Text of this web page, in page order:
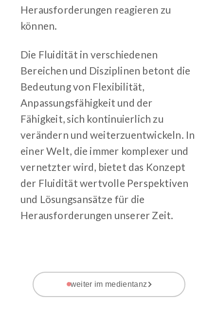
Herausforderungen reagieren zu
können.
Die Fluidität in verschiedenen
Bereichen und Disziplinen betont die
Bedeutung von Flexibilität,
Anpassungsfähigkeit und der
Fähigkeit, sich kontinuierlich zu
verändern und weiterzuentwickeln. In
einer Welt, die immer komplexer und
vernetzter wird, bietet das Konzept
der Fluidität wertvolle Perspektiven
und Lösungsansätze für die
Herausforderungen unserer Zeit.
weiter im medientanz